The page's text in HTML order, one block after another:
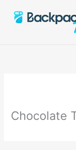
Inhalt
springen
Chocolate